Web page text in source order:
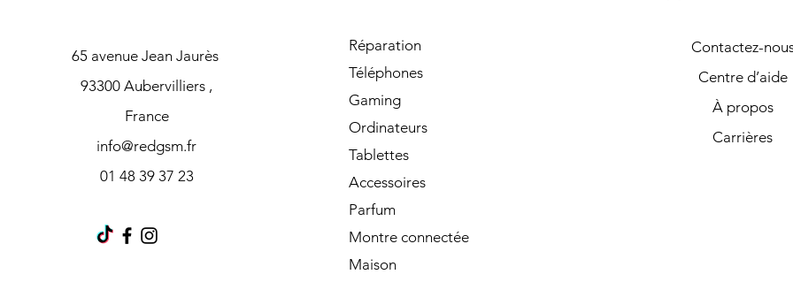
65 avenue Jean Jaurès
93300 Aubervilliers ,
France
info@redgsm.fr
01 48 39 37 23
Réparation
Téléphones
Gaming
Ordinateurs
Tablettes
Accessoires
Parfum
Montre connectée
Maison
Contactez-
Centre d’aide
À propos
Carrières